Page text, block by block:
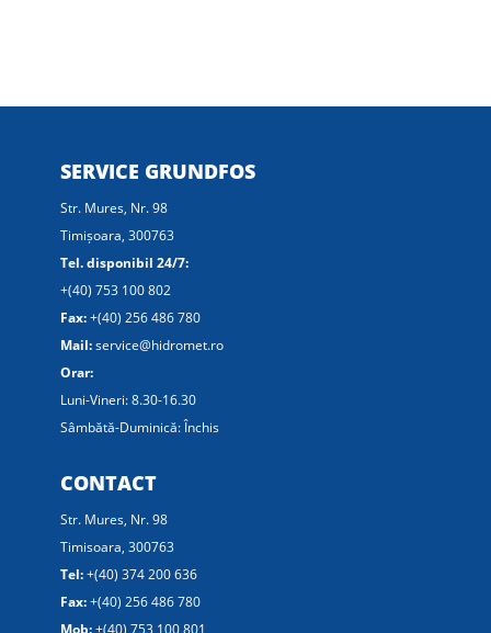
SERVICE GRUNDFOS
Str. Mures, Nr. 98
Timișoara, 300763
Tel. disponibil 24/7:
+(40) 753 100 802
Fax:+(40) 256 486 780
Mail:service@hidromet.ro
Orar:
Luni-Vineri: 8.30-16.30
Sâmbătă-Duminică: Închis
CONTACT
Str. Mures, Nr. 98
Timisoara, 300763
Tel:+(40) 374 200 636
Fax:+(40) 256 486 780
Mob:+(40) 753 100 801